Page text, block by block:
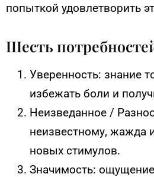
попыткой удовлетворить
Шесть
Уверенность: знание
избежать боли и
Неизведанное /
неизвестному, жажда
новых стимулов.
Значимость: